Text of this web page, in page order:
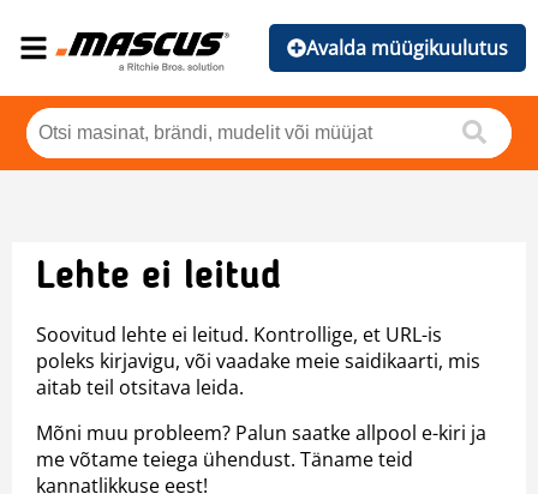
Avalda müügikuulutus
Lehte ei leitud
Soovitud lehte ei leitud. Kontrollige, et URL-is
poleks kirjavigu, või vaadake meie saidikaarti, mis
aitab teil otsitava leida.
Mõni muu probleem? Palun saatke allpool e-kiri ja
me võtame teiega ühendust. Täname teid
kannatlikkuse eest!